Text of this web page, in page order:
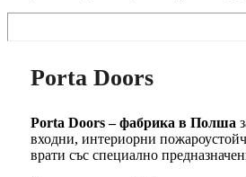
Porta Doors
Porta Doors – фабрика в Полша
входни, интериорни
врати със специално